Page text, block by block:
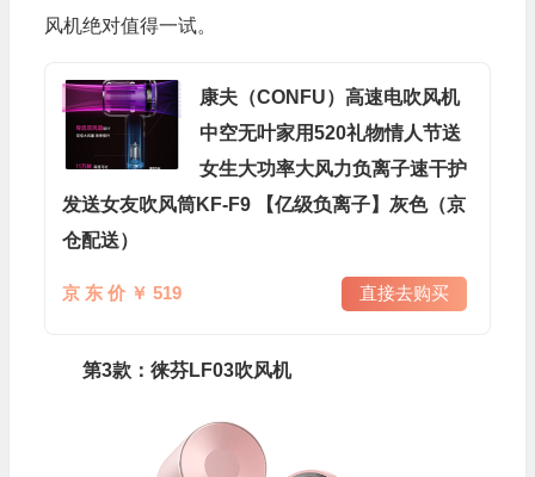
风机绝对值得一试。
康夫（CONFU）高速电吹风机
中空无叶家用520礼物情人节送
女生大功率大风力负离子速干护
发送女友吹风筒KF-F9 【亿级负离子】灰色（京
仓配送）
京 东 价 ￥ 519 直接去购买
第3款：徕芬LF03吹风机